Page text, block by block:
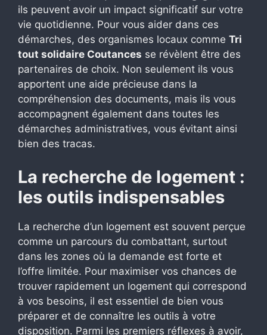
ils peuvent avoir un impact significatif sur votre
vie quotidienne. Pour vous aider dans ces
démarches, des organismes locaux comme Tri
tout solidaire Coutances se révèlent être des
partenaires de choix. Non seulement ils vous
apportent une aide précieuse dans la
compréhension des documents, mais ils vous
accompagnent également dans toutes les
démarches administratives, vous évitant ainsi
bien des tracas.
La recherche de logement :
les outils indispensables
La recherche d’un logement est souvent perçue
comme un parcours du combattant, surtout
dans les zones où la demande est forte et
l’offre limitée. Pour maximiser vos chances de
trouver rapidement un logement qui correspond
à vos besoins, il est essentiel de bien vous
préparer et de connaître les outils à votre
disposition. Parmi les premiers réflexes à avoir,